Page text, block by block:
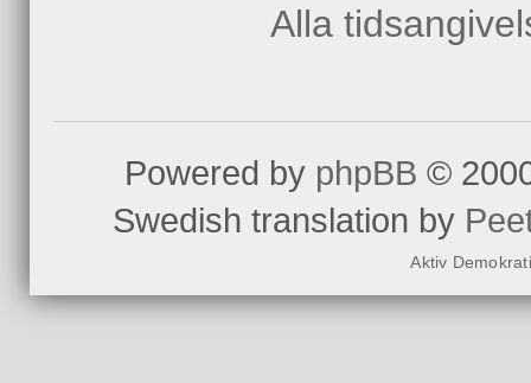
Alla
Powered by phpBB ©
Swedish translation by
Aktiv Demokrati